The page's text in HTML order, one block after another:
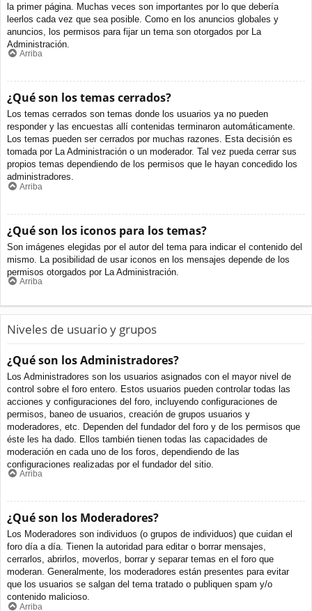
la primer página. Muchas veces son importantes por lo que debería
leerlos cada vez que sea posible. Como en los anuncios globales y
anuncios, los permisos para fijar un tema son otorgados por La
Administración.
Arriba
¿Qué son los temas cerrados?
Los temas cerrados son temas donde los usuarios ya no pueden
responder y las encuestas allí contenidas terminaron automáticamente.
Los temas pueden ser cerrados por muchas razones. Esta decisión es
tomada por La Administración o un moderador. Tal vez pueda cerrar sus
propios temas dependiendo de los permisos que le hayan concedido los
administradores.
Arriba
¿Qué son los iconos para los temas?
Son imágenes elegidas por el autor del tema para indicar el contenido del
mismo. La posibilidad de usar iconos en los mensajes depende de los
permisos otorgados por La Administración.
Arriba
Niveles de usuario y grupos
¿Qué son los Administradores?
Los Administradores son los usuarios asignados con el mayor nivel de
control sobre el foro entero. Estos usuarios pueden controlar todas las
acciones y configuraciones del foro, incluyendo configuraciones de
permisos, baneo de usuarios, creación de grupos usuarios y
moderadores, etc. Dependen del fundador del foro y de los permisos que
éste les ha dado. Ellos también tienen todas las capacidades de
moderación en cada uno de los foros, dependiendo de las
configuraciones realizadas por el fundador del sitio.
Arriba
¿Qué son los Moderadores?
Los Moderadores son individuos (o grupos de individuos) que cuidan el
foro día a día. Tienen la autoridad para editar o borrar mensajes,
cerrarlos, abrirlos, moverlos, borrar y separar temas en el foro que
moderan. Generalmente, los moderadores están presentes para evitar
que los usuarios se salgan del tema tratado o publiquen spam y/o
contenido malicioso.
Arriba